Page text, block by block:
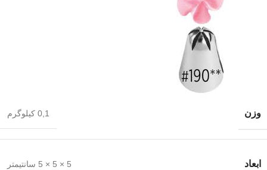
وزن 0,1 کیلوگرم
ابعاد 5 × 5 × 5 سانتیمتر